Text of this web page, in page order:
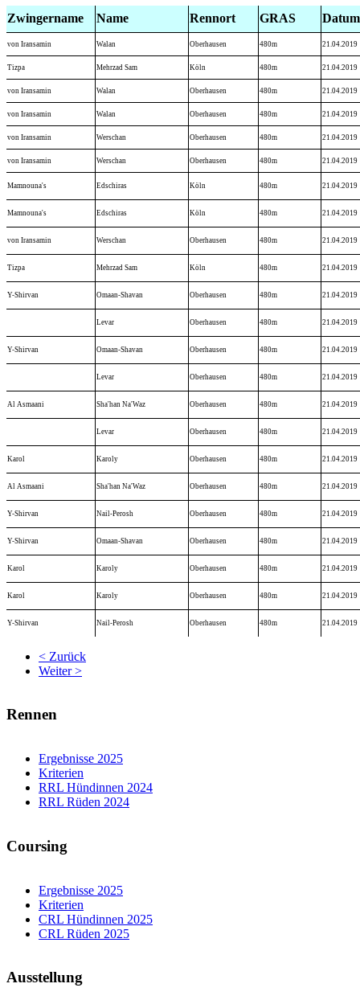
Zwingername Name Rennort GRAS Datum
von Iransamin Walan Oberhausen 480m 21.04.2019
Tizpa Mehrzad Sam Köln 480m 21.04.2019
von Iransamin Walan Oberhausen 480m 21.04.2019
von Iransamin Walan Oberhausen 480m 21.04.2019
von Iransamin Werschan Oberhausen 480m 21.04.2019
von Iransamin Werschan Oberhausen 480m 21.04.2019
Mamnouna's Edschiras Köln 480m 21.04.2019
Mamnouna's Edschiras Köln 480m 21.04.2019
von Iransamin Werschan Oberhausen 480m 21.04.2019
Tizpa Mehrzad Sam Köln 480m 21.04.2019
Y-Shirvan Omaan-Shavan Oberhausen 480m 21.04.2019
Levar Oberhausen 480m 21.04.2019
Y-Shirvan Omaan-Shavan Oberhausen 480m 21.04.2019
Levar Oberhausen 480m 21.04.2019
Al Asmaani Sha'han Na'Waz Oberhausen 480m 21.04.2019
Levar Oberhausen 480m 21.04.2019
Karol Karoly Oberhausen 480m 21.04.2019
Al Asmaani Sha'han Na'Waz Oberhausen 480m 21.04.2019
Y-Shirvan Nail-Perosh Oberhausen 480m 21.04.2019
Y-Shirvan Omaan-Shavan Oberhausen 480m 21.04.2019
Karol Karoly Oberhausen 480m 21.04.2019
Karol Karoly Oberhausen 480m 21.04.2019
Y-Shirvan Nail-Perosh Oberhausen 480m 21.04.2019
< Zurück
Weiter >
Rennen
Ergebnisse 2025
Kriterien
RRL Hündinnen 2024
RRL Rüden 2024
Coursing
Ergebnisse 2025
Kriterien
CRL Hündinnen 2025
CRL Rüden 2025
Ausstellung